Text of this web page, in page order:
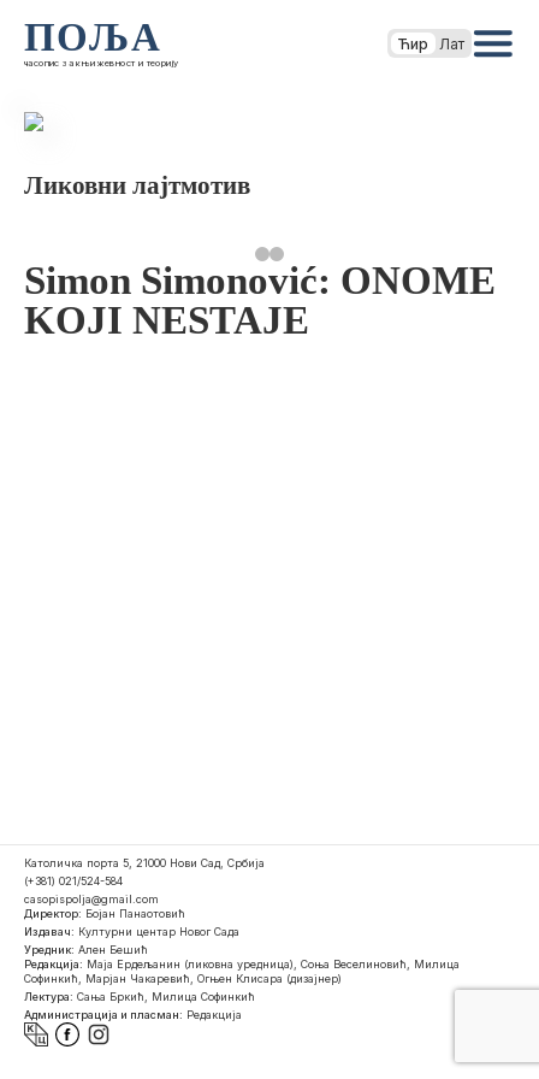
ПОЉА
часопис за књижевност и теорију
Ћир Лат
Ликовни лајтмотив
Simon Simonović: ONOME
KOJI NESTAJE
Католичка порта 5, 21000 Нови Сад, Србија
(+381) 021/524-584
casopispolja@gmail.com
Директор: Бојан Панаотовић
Издавач: Културни центар Новог Сада
Уредник: Ален Бешић
Редакција: Маја Ердељанин (ликовна уредница), Соња Веселиновић, Милица
Софинкић, Марјан Чакаревић, Огњен Клисара (дизајнер)
Лектура: Сања Бркић, Милица Софинкић
Администрација и пласман: Редакција